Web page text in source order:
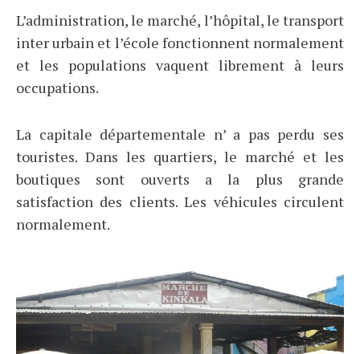
L’administration, le marché, l’hôpital, le transport
inter urbain et l’école fonctionnent normalement
et les populations vaquent librement à leurs
occupations.
La capitale départementale n’ a pas perdu ses
touristes. Dans les quartiers, le marché et les
boutiques sont ouverts a la plus grande
satisfaction des clients. Les véhicules circulent
normalement.